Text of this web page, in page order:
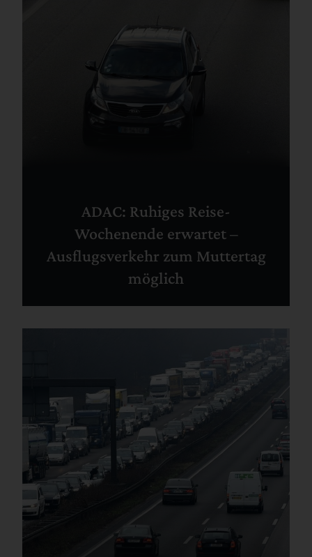
ADAC: Ruhiges Reise-
Wochenende erwartet –
Ausflugsverkehr zum Muttertag
möglich